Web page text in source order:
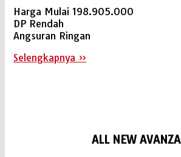
Harga Mulai 198.905.000
DP Rendah
Angsuran Ringan
Selengkapnya »
ALL NEW AVANZA